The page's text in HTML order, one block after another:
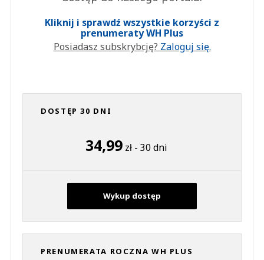
Kliknij i sprawdź wszystkie korzyści z
prenumeraty WH Plus
Posiadasz subskrybcję? Zaloguj się.
DOSTĘP 30 DNI
34,99 zł - 30 dni
Wykup dostęp
PRENUMERATA ROCZNA WH PLUS